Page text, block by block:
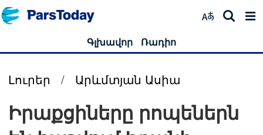
Գլխավոր Ռադիո
Լուրեր / Արևմտյան Ասիա
Իրաքցիները րոպեներն